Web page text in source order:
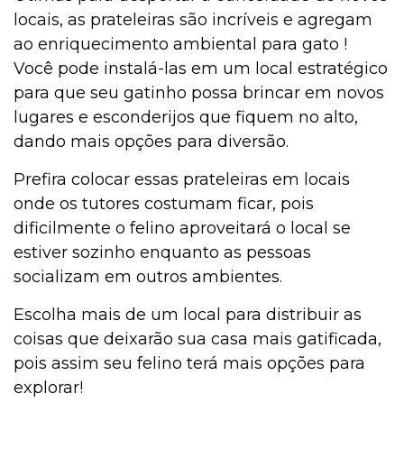
locais, as prateleiras são incríveis e agregam
ao enriquecimento ambiental para gato !
Você pode instalá-las em um local estratégico
para que seu gatinho possa brincar em novos
lugares e esconderijos que fiquem no alto,
dando mais opções para diversão.
Prefira colocar essas prateleiras em locais
onde os tutores costumam ficar, pois
dificilmente o felino aproveitará o local se
estiver sozinho enquanto as pessoas
socializam em outros ambientes.
Escolha mais de um local para distribuir as
coisas que deixarão sua casa mais gatificada,
pois assim seu felino terá mais opções para
explorar!